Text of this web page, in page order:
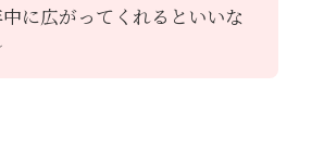
に広がってくれるといいな